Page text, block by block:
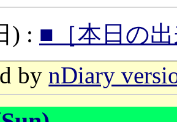
) : ■［本日の
bynDiary